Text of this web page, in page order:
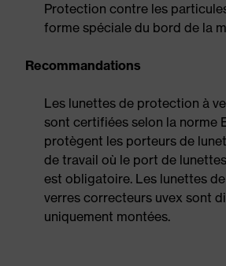
Protection contre les
forme spéciale du bord de la
Recommandations
Les lunettes de protection à
sont certifiées selon la norme
protègent les porteurs de
de travail où le port de
est obligatoire. Les lunettes
verres correcteurs uvex sont
uniquement montées.